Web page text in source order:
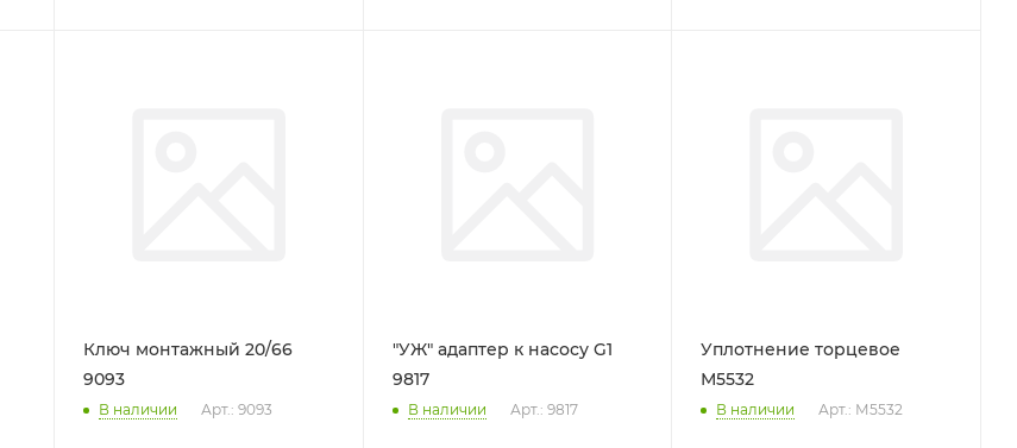
Ключ монтажный 20/66
9093
В наличии Арт.: 9093
"УЖ" адаптер к насосу G1
9817
В наличии Арт.: 9817
Уплотнение торцевое
М5532
В наличии Арт.: М5532